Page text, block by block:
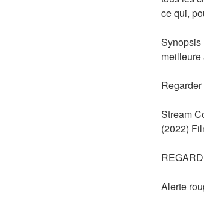
ce qui,
Synopsis
meilleure
Stream
(2022)
Alerte